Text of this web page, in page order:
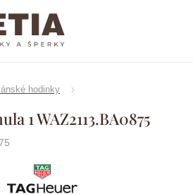
hodinky
1 WAZ2113.BA0875
Značka:
TAG
Heuer